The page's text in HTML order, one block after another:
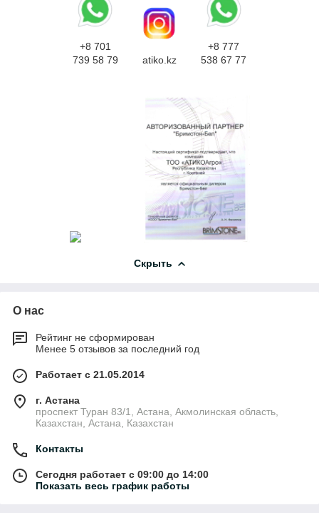
+8 701
739 58 79
atiko.kz
+8 777
538 67 77
Скрыть
О нас
Рейтинг не сформирован
Менее 5 отзывов за последний год
Работает с 21.05.2014
г. Астана
проспект Туран 83/1, Астана, Акмолинская область,
Казахстан, Астана, Казахстан
Контакты
Сегодня работает с 09:00 до 14:00
Показать весь график работы